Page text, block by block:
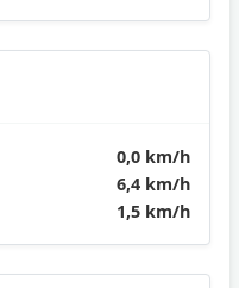
0,0 km/h
6,4 km/h
1,5 km/h